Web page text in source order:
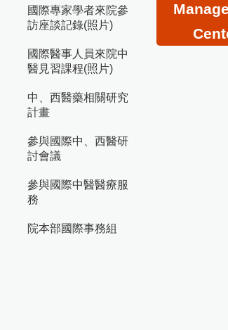
國際專家學者來院參
訪座談記錄(照片)
國際醫事人員來院中
醫見習課程(照片)
中、西醫藥相關研究
計畫
參與國際中、西醫研
討會議
參與國際中醫醫療服
務
院本部國際事務組